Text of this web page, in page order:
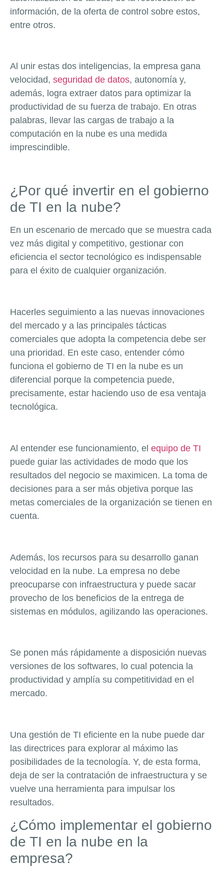
información, de la oferta de control sobre estos,
entre otros.
Al unir estas dos inteligencias, la empresa gana
velocidad, seguridad de datos, autonomía y,
además, logra extraer datos para optimizar la
productividad de su fuerza de trabajo. En otras
palabras, llevar las cargas de trabajo a la
computación en la nube es una medida
imprescindible.
¿Por qué invertir en el gobierno
de TI en la nube?
En un escenario de mercado que se muestra cada
vez más digital y competitivo, gestionar con
eficiencia el sector tecnológico es indispensable
para el éxito de cualquier organización.
Hacerles seguimiento a las nuevas innovaciones
del mercado y a las principales tácticas
comerciales que adopta la competencia debe ser
una prioridad. En este caso, entender cómo
funciona el gobierno de TI en la nube es un
diferencial porque la competencia puede,
precisamente, estar haciendo uso de esa ventaja
tecnológica.
Al entender ese funcionamiento, el equipo de TI
puede guiar las actividades de modo que los
resultados del negocio se maximicen. La toma de
decisiones para a ser más objetiva porque las
metas comerciales de la organización se tienen en
cuenta.
Además, los recursos para su desarrollo ganan
velocidad en la nube. La empresa no debe
preocuparse con infraestructura y puede sacar
provecho de los beneficios de la entrega de
sistemas en módulos, agilizando las operaciones.
Se ponen más rápidamente a disposición nuevas
versiones de los softwares, lo cual potencia la
productividad y amplía su competitividad en el
mercado.
Una gestión de TI eficiente en la nube puede dar
las directrices para explorar al máximo las
posibilidades de la tecnología. Y, de esta forma,
deja de ser la contratación de infraestructura y se
vuelve una herramienta para impulsar los
resultados.
¿Cómo implementar el gobierno
de TI en la nube en la
empresa?